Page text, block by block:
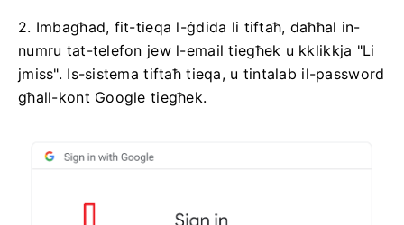
2. Imbagħad, fit-tieqa l-ġdida li tiftaħ, daħħal in-
numru tat-telefon jew l-email tiegħek u kklikkja "Li
jmiss". Is-sistema tiftaħ tieqa, u tintalab il-password
għall-kont Google tiegħek.